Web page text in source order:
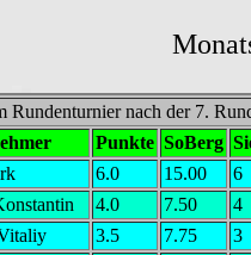
Rundenturnier nach der 7.
Punkte SoBerg
6.0 15.00
6
4.0 7.50
4
3.5 7.75
3